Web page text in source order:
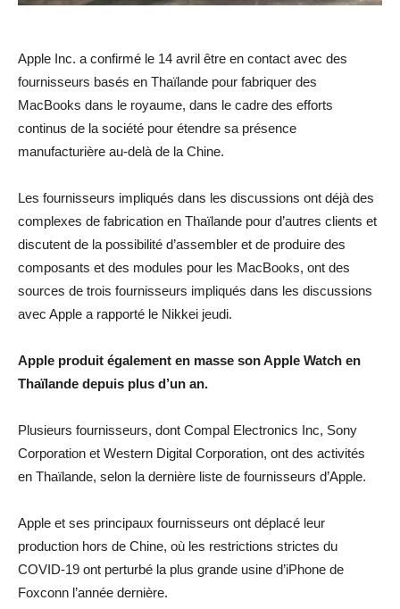
Apple Inc. a confirmé le 14 avril être en contact avec des
fournisseurs basés en Thaïlande pour fabriquer des
MacBooks dans le royaume, dans le cadre des efforts
continus de la société pour étendre sa présence
manufacturière au-delà de la Chine.
Les fournisseurs impliqués dans les discussions ont déjà des
complexes de fabrication en Thaïlande pour d’autres clients et
discutent de la possibilité d’assembler et de produire des
composants et des modules pour les MacBooks, ont des
sources de trois fournisseurs impliqués dans les discussions
avec Apple a rapporté le Nikkei jeudi.
Apple produit également en masse son Apple Watch en
Thaïlande depuis plus d’un an.
Plusieurs fournisseurs, dont Compal Electronics Inc, Sony
Corporation et Western Digital Corporation, ont des activités
en Thaïlande, selon la dernière liste de fournisseurs d’Apple.
Apple et ses principaux fournisseurs ont déplacé leur
production hors de Chine, où les restrictions strictes du
COVID-19 ont perturbé la plus grande usine d’iPhone de
Foxconn l’année dernière.